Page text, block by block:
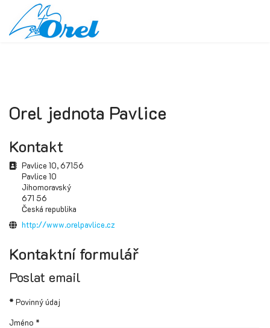
Orel jednota Pavlice
Kontakt
Adresa
Pavlice 10, 67156
Pavlice 10
Jihomoravský
671 56
Česká republika
Webová stránka
http://www.orelpavlice.cz
Kontaktní formulář
Poslat email
* Povinný údaj
Jméno *